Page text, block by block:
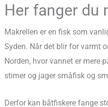
Her fanger du
Makrellen er en fisk som
Syden. Når det blir for varmt
Norden, hvor vannet er mere
stimer og jager småfisk og
Derfor kan båtfiskere fange